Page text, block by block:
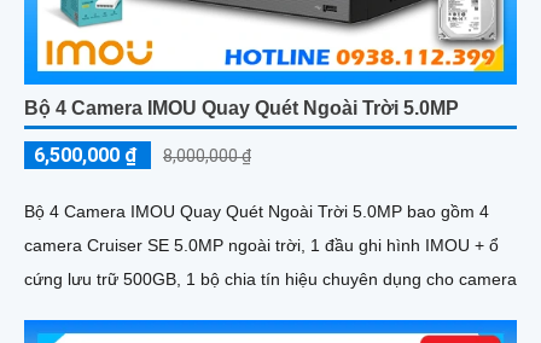
Bộ 4 Camera IMOU Quay Quét Ngoài Trời 5.0MP
6,500,000 ₫ 8,000,000 ₫
Bộ 4 Camera IMOU Quay Quét Ngoài Trời 5.0MP bao gồm 4
camera Cruiser SE 5.0MP ngoài trời, 1 đầu ghi hình IMOU + ổ
cứng lưu trữ 500GB, 1 bộ chia tín hiệu chuyên dụng cho camera